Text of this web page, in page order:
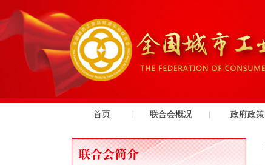
首页 联合会概况 政府政策